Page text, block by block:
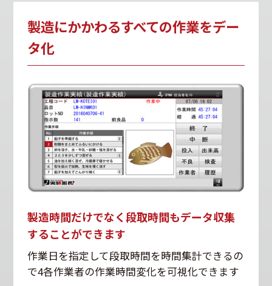
製造にかかわるすべての作業をデー
タ化
製造時間だけでなく段取時間もデータ収集
することができます
作業日を指定して段取時間を時間集計できるの
で4各作業者の作業時間変化を可視化できます